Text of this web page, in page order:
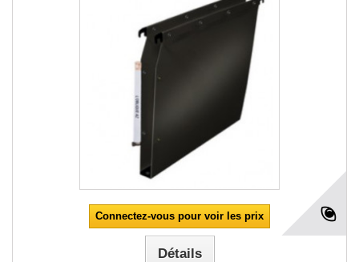
Connectez-vous pour voir les prix
Détails